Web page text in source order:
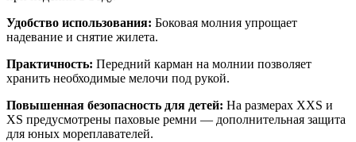
Удобство использования: Боковая молния упрощает
надевание и снятие жилета.
Практичность: Передний карман на молнии позволяет
хранить необходимые мелочи под рукой.
Повышенная безопасность для детей: На размерах XXS и
XS предусмотрены паховые ремни — дополнительная защита
для юных мореплавателей.